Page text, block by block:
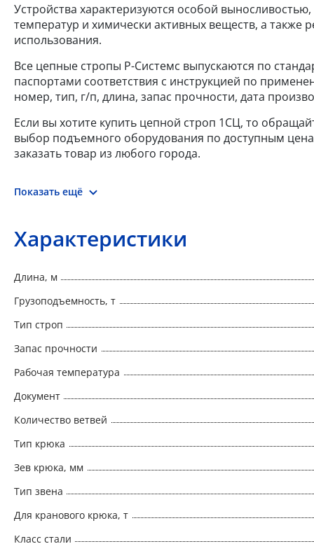
Устройства характеризуются особой
температур и химически активных веществ, а
использования.
Все цепные стропы Р-Системс выпускаются по
паспортами соответствия с инструкцией по
номер, тип, г/п, длина, запас прочности, дата
Если вы хотите купить цепной строп 1СЦ, то
выбор подъемного оборудования по доступным
заказать товар из любого города.
Показать ещё
Характеристики
Длина, м
Грузоподъемность, т
Тип строп
Запас прочности
Рабочая температура
Документ
Количество ветвей
Тип крюка
Зев крюка, мм
Тип звена
Для кранового крюка, т
Класс стали